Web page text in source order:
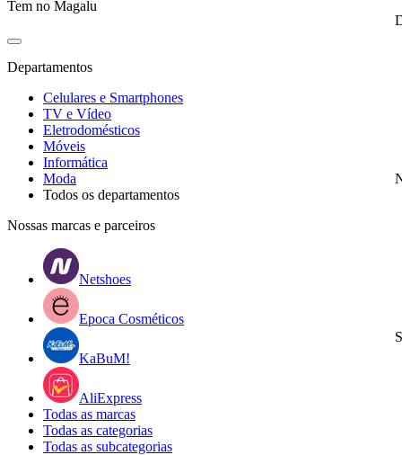
Tem no Magalu
Departamentos
Celulares e Smartphones
TV e Vídeo
Eletrodomésticos
Móveis
Informática
Moda
Todos os departamentos
Nossas marcas e parceiros
Netshoes
Epoca Cosméticos
KaBuM!
AliExpress
Todas as marcas
Todas as categorias
Todas as subcategorias